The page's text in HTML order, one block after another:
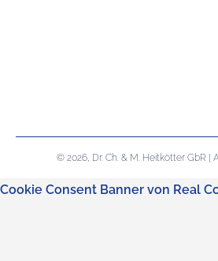
© 2026, Dr. Ch. & M. Heitkötter GbR |
Cookie Consent Banner von Real